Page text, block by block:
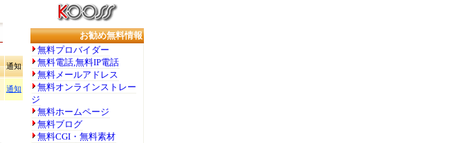
通知
通知
お勧め無料情報
無料プロバイダー
無料電話,無料IP電話
無料メールアドレス
無料オンラインストレー
ジ
無料ホームページ
無料ブログ
無料CGI・無料素材